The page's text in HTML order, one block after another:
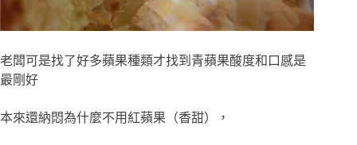
老闆可是找了好多蘋果種類才找到青蘋果酸度和口感是
最剛好
本來還納悶為什麼不用紅蘋果（香甜），